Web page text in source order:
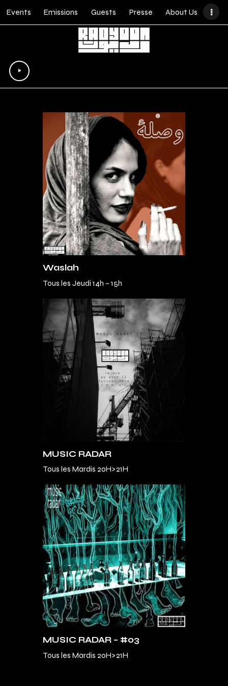
Events Emissions Guests Presse About Us
Lecteur
audio
Waslah
Tous les Jeudi 14h – 15h
MUSIC RADAR
Tous les Mardis 20H>21H
MUSIC RADAR – #03
Tous les Mardis 20H>21H